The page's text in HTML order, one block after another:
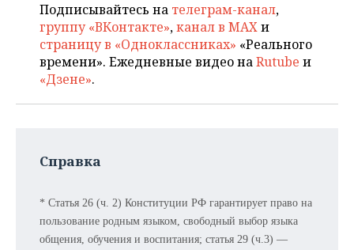
Подписывайтесь на телеграм-канал,
группу «ВКонтакте»,канал в MAXи
страницу в «Одноклассниках» «Реального
времени». Ежедневные видео наRutube и
«Дзене».
Справка
* Статья 26 (ч. 2) Конституции РФ гарантирует право на
пользование родным языком, свободный выбор языка
общения, обучения и воспитания; статья 29 (ч.3) —